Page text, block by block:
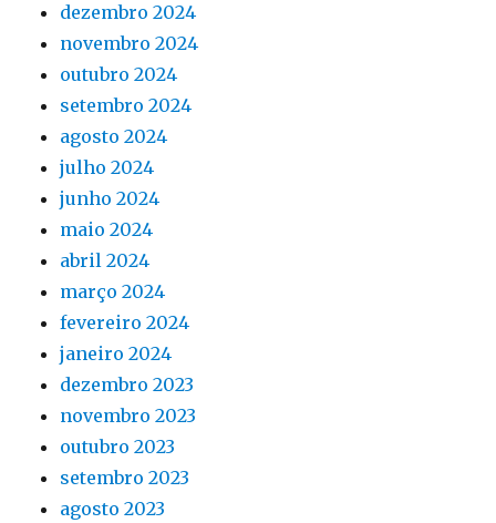
dezembro 2024
novembro 2024
outubro 2024
setembro 2024
agosto 2024
julho 2024
junho 2024
maio 2024
abril 2024
março 2024
fevereiro 2024
janeiro 2024
dezembro 2023
novembro 2023
outubro 2023
setembro 2023
agosto 2023